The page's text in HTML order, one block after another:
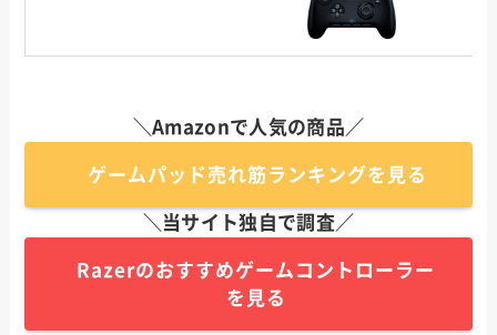
＼Amazonで人気の商品／
ゲームパッド売れ筋ランキングを見る
＼当サイト独自で調査／
Razerのおすすめゲームコントローラー
を見る